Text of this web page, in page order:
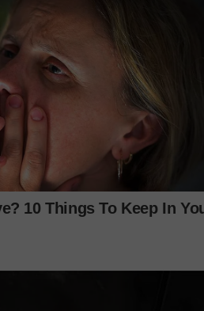
mulanya saya
yang tidak kena
(kira-kira